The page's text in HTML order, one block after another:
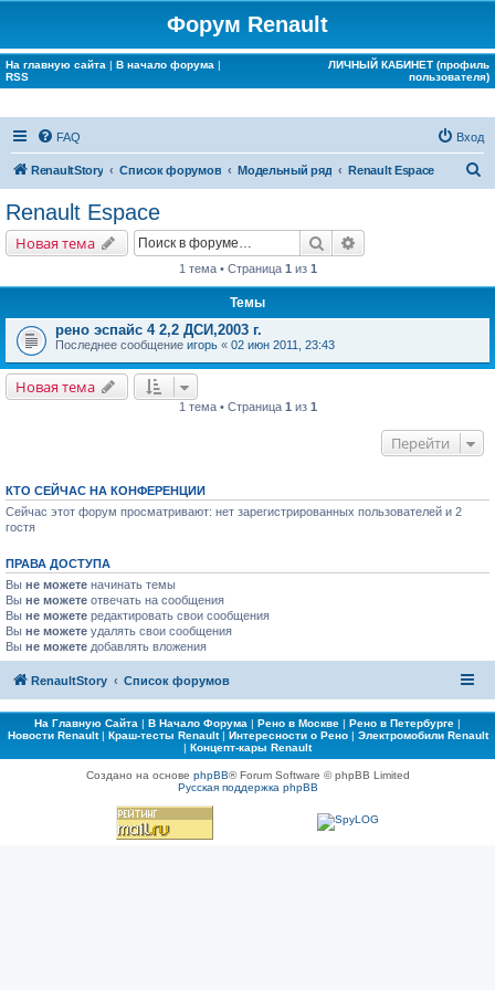
Форум Renault
На главную сайта | В начало форума |
RSS
ЛИЧНЫЙ КАБИНЕТ (профиль
пользователя)
FAQ Вход
RenaultStory Список форумов Модельный ряд Renault Espace
Renault Espace
Новая тема Поиск
1 тема • Страница 1 из 1
Темы
рено эспайс 4 2,2 ДСИ,2003 г.
Последнее сообщение игорь « 02 июн 2011, 23:43
Новая тема
1 тема • Страница 1 из 1
Перейти
КТО СЕЙЧАС НА КОНФЕРЕНЦИИ
Сейчас этот форум просматривают: нет зарегистрированных пользователей и 2
гостя
ПРАВА ДОСТУПА
Вы не можете начинать темы
Вы не можете отвечать на сообщения
Вы не можете редактировать свои сообщения
Вы не можете удалять свои сообщения
Вы не можете добавлять вложения
RenaultStory Список форумов
На Главную Сайта | В Начало Форума | Рено в Москве | Рено в Петербурге |
Новости Renault| Краш-тесты Renault| Интересности о Рено| Электромобили Renault
| Концепт-кары Renault
Создано на основе phpBB® Forum Software © phpBB Limited
Русская поддержка phpBB